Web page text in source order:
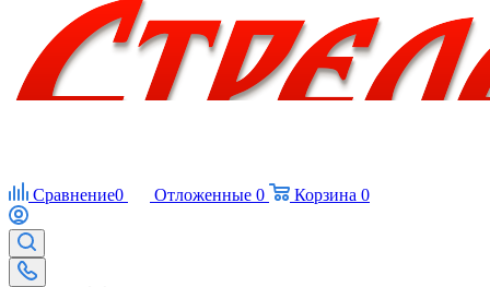
Сравнение0 Отложенные 0 Корзина 0